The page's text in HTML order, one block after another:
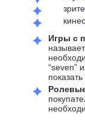
Игры с
“seven”
показать